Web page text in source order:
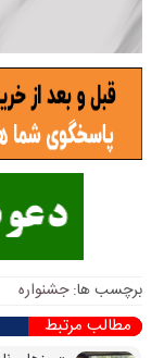
برچسب ها:جشنواره
مطالب مرتبط